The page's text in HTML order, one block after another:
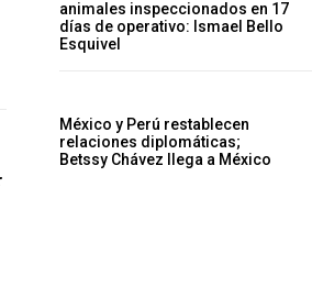
animales inspeccionados en 17
días de operativo: Ismael Bello
Esquivel
México y Perú restablecen
relaciones diplomáticas;
Betssy Chávez llega a México